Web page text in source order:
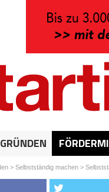
GRÜNDEN
> Selbstständig machen>